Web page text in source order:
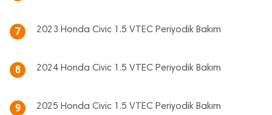
7 2023 Honda Civic 1.5 VTEC Periyodik Bakım
8 2024 Honda Civic 1.5 VTEC Periyodik Bakım
9 2025 Honda Civic 1.5 VTEC Periyodik Bakım